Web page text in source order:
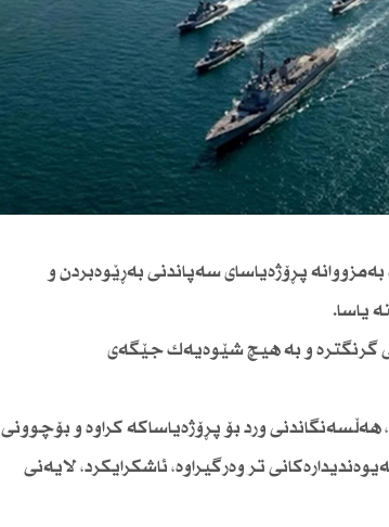
پڕۆژەیاسای سەپاندنی بەڕێوەبردن و
یاسا.
گرنگترە و بە هیچ شێوەیەك جێگەی
ورد بۆ پڕۆژەیاساكە كراوە و بۆچوونی
تر وەرگیراوە، ئاشكرایكرد، لایەنی